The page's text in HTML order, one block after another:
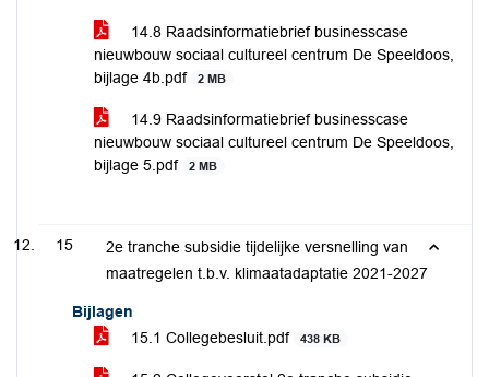
14.8 Raadsinformatiebrief businesscase
nieuwbouw sociaal cultureel centrum De Speeldoos,
bijlage 4b.pdf
2 MB
14.9 Raadsinformatiebrief businesscase
nieuwbouw sociaal cultureel centrum De Speeldoos,
bijlage 5.pdf
2 MB
15
2e tranche subsidie tijdelijke versnelling van
maatregelen t.b.v. klimaatadaptatie 2021-2027
Bijlagen
15.1 Collegebesluit.pdf
438 KB